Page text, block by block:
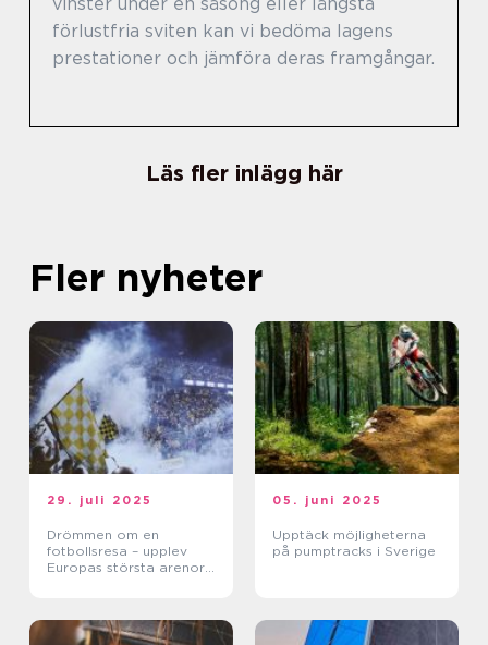
vinster under en säsong eller längsta
förlustfria sviten kan vi bedöma lagens
prestationer och jämföra deras framgångar.
Läs fler inlägg här
Fler nyheter
29. juli 2025
Drömmen om en
fotbollsresa – upplev
Europas största arenor
05. juni 2025
Upptäck möjligheterna
på pumptracks i Sverige